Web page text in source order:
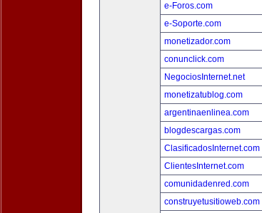
e-Foros.com
e-Soporte.com
monetizador.com
conunclick.com
NegociosInternet.net
monetizatublog.com
argentinaenlinea.com
blogdescargas.com
ClasificadosInternet.com
ClientesInternet.com
comunidadenred.com
construyetusitioweb.com